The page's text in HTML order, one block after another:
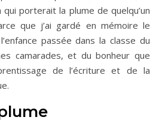
qui porterait la plume de quelqu’un
que j’ai gardé en mémoire le
passée dans la classe du
camarades, et du bonheur que
de l’écriture et de la